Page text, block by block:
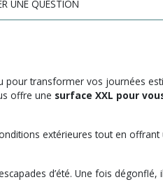
UNE QUESTION
pour transformer vos journées
offre une surface XXL pour
extérieures tout en
d’été. Une fois